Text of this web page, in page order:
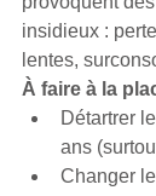
insidieux :
lentes,
À faire à la
Détartrer
ans
Changer